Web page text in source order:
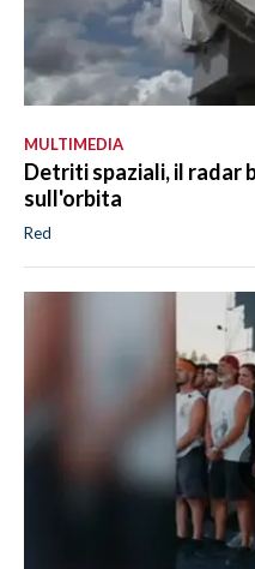
MULTIMEDIA
Detriti spaziali, il radar
sull'orbita
Red